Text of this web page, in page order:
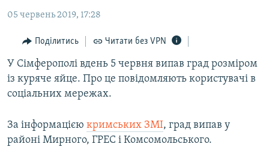
основної
навігації
Перейти
пошуку
БЛОГИ
ПОГЛЯД
ІНТЕРВ'Ю
ВСЕ ЗА ДЕНЬ
ДЕПОРТАЦІЯ
ЯК ОБІЙТИ БЛОКУВАННЯ
05 червень 2019, 17:28
Поділитись Читати без VPN
У Сімферополі вдень 5 червня випав град розміром
із куряче яйце. Про це повідомляють користувачі в
соціальних мережах.
За інформацією кримських ЗМІ, град випав у
районі Мирного, ГРЕС і Комсомольського.